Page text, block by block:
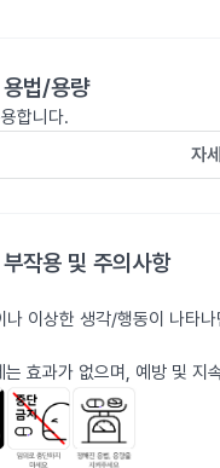
법/용량
합니다.
자
작용 및 주의사항
이상한 생각/행동이 나타
효과가 없으며, 예방 및 지